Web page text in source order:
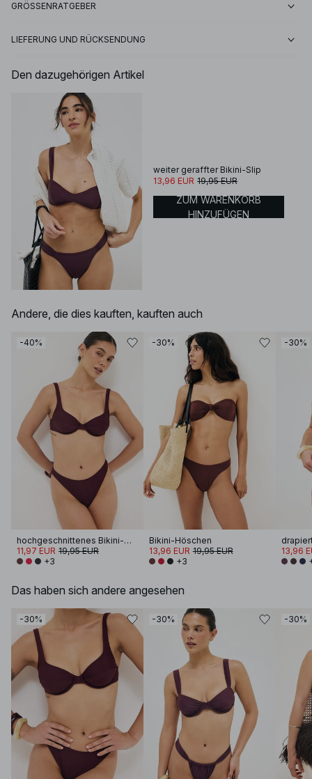
GRÖSSENRATGEBER
LIEFERUNG UND RÜCKSENDUNG
Den dazugehörigen Artikel
weiter geraffter Bikini-Slip
13,96 EUR 19,95 EUR
ZUM WARENKORB
HINZUFÜGEN
Andere, die dies kauften, kauften auch
-40%
hochgeschnittenes Bikini-Höschen
11,97 EUR 19,95 EUR
+3
-30%
Bikini-Höschen
13,96 EUR 19,95 EUR
+3
-30%
13,96
Das haben sich andere angesehen
-30% -30% -30%